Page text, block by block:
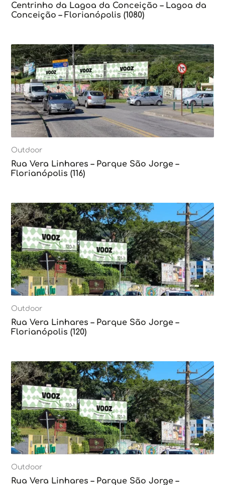
Centrinho da Lagoa da Conceição – Lagoa da
Conceição – Florianópolis (1080)
Outdoor
Rua Vera Linhares – Parque São Jorge –
Florianópolis (116)
Outdoor
Rua Vera Linhares – Parque São Jorge –
Florianópolis (120)
Outdoor
Rua Vera Linhares – Parque São Jorge –